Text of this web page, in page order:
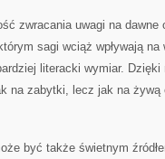
zwracania uwagi na dawne
sagi wciąż wpływają
literacki wymiar.
na zabytki, lecz jak na żywą
być także świetnym